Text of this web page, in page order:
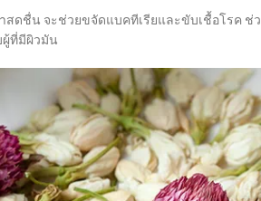
ดชื่น จะช่วยขจัดแบคทีเรียและขับเชื้อโรค ช่
ผู้ที่มีผิวมัน